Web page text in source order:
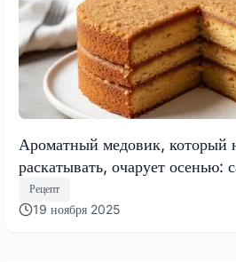
Ароматный медовик, который
раскатывать, очарует осенью:
быстрый торт 2025 года
Рецепт
19 ноября 2025